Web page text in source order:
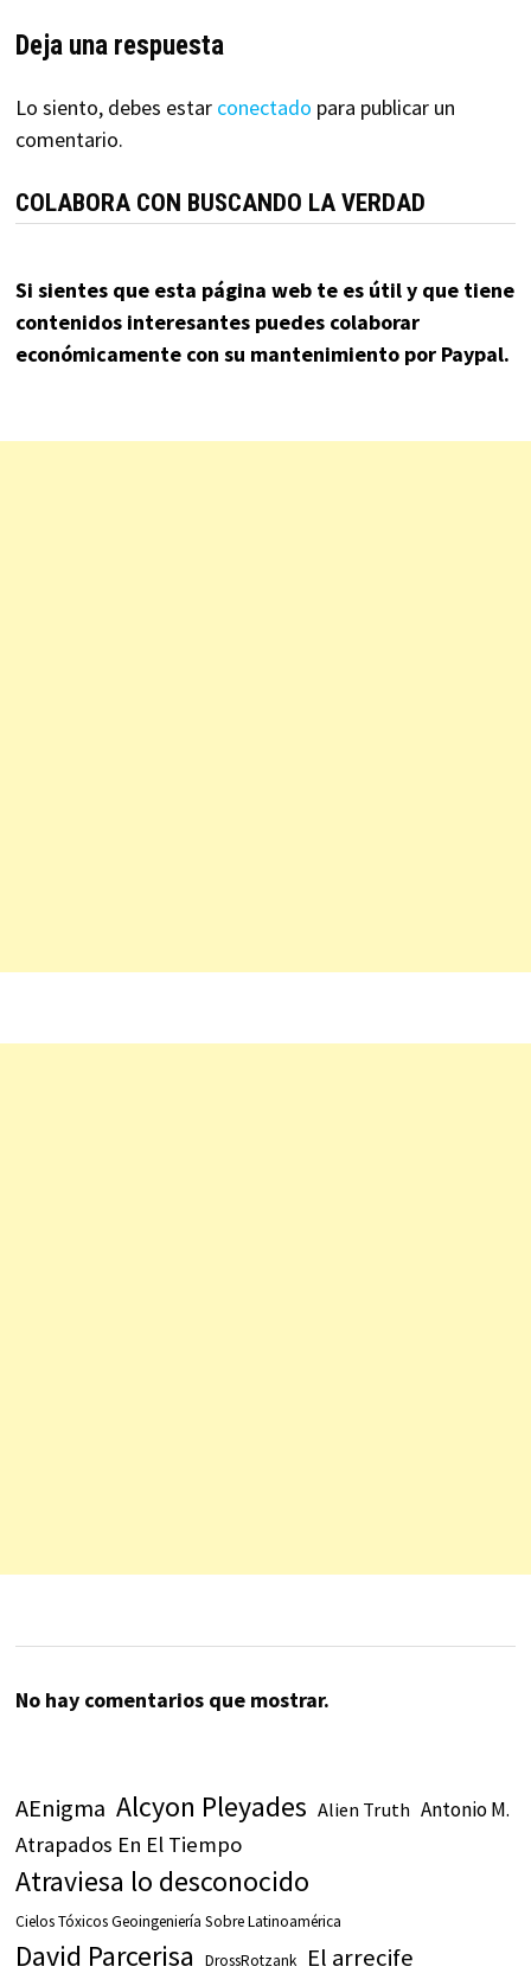
Deja una respuesta
Lo siento, debes estar conectado para publicar un
comentario.
COLABORA CON BUSCANDO LA VERDAD
Si sientes que esta página web te es útil y que tiene
contenidos interesantes puedes colaborar
económicamente con su mantenimiento por Paypal.
No hay comentarios que mostrar.
AEnigma Alcyon Pleyades Alien Truth Antonio M.
Atrapados En El Tiempo
Atraviesa lo desconocido
Cielos Tóxicos Geoingeniería Sobre Latinoamérica
David Parcerisa DrossRotzank El arrecife